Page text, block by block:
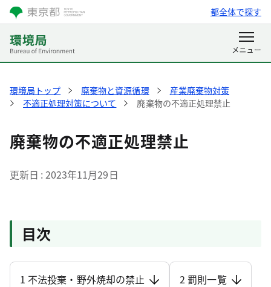
都全体で探す
環境局トップ 廃棄物と資源循環
産業廃棄物対策
不適正処理対策について
廃棄物の不適正処理禁止
廃棄物の不適正処理禁止
更新日 2023年11月29日
目次
1 不法投棄・野外焼却の禁止 2 罰則一覧